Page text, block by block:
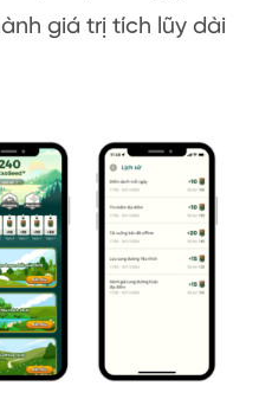
giá trị tích lũy dài